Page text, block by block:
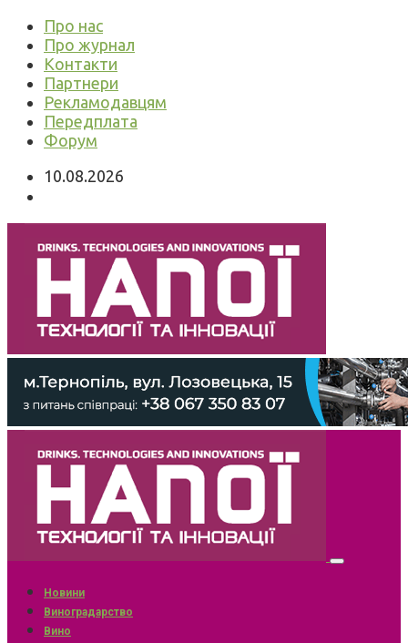
Про нас
Про журнал
Контакти
Партнери
Рекламодавцям
Передплата
Форум
10.08.2026
Новини
Виноградарство
Вино